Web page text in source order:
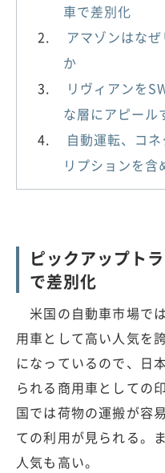
車で差別化
アマゾンはな
か
リヴィアンを
な層にアピール
自動運転、コ
リプションを
ピックアップト
で差別化
米国の自動車市場で
用車として高い人気を
になっているので、日
られる商用車としての
国では荷物の運搬が容
ての利用が見られる。
人気も高い。